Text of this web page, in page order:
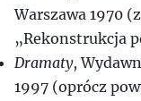
Warszawa 1970
„Rekonstrukcja
Dramaty,
1997 (oprócz